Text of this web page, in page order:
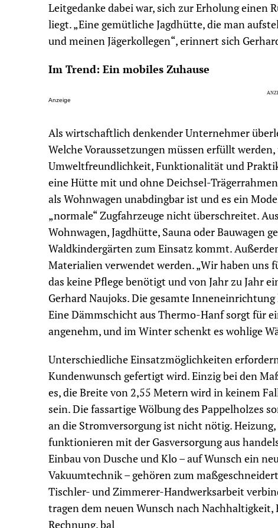
Leitgedanke dabei war, sich zur Erholung einen
liegt. „Eine gemütliche Jagdhütte, die man
und meinen Jägerkollegen“, erinnert sich
Im Trend: Ein mobiles Zuhause
Anzeige
Als wirtschaftlich denkender Unternehmer
Welche Voraussetzungen müssen erfüllt
Umweltfreundlichkeit, Funktionalität und
eine Hütte mit und ohne Deichsel-
als Wohnwagen unabdingbar ist und es ein
„normale“ Zugfahrzeuge nicht überschreitet.
Wohnwagen, Jagdhütte, Sauna oder Bauwagen
Waldkindergärten zum Einsatz kommt.
Materialien verwendet werden. „Wir haben uns
das keine Pflege benötigt und von Jahr zu Jahr
Gerhard Naujoks. Die gesamte
Eine Dämmschicht aus Thermo-Hanf sorgt für
angenehm, und im Winter schenkt es wohlige
Unterschiedliche Einsatzmöglichkeiten
Kundenwunsch gefertigt wird. Einzig bei den
es, die Breite von 2,55 Metern wird in keinem
sein. Die fassartige Wölbung des Pappelholzes
an die Stromversorgung ist nicht nötig.
funktionieren mit der Gasversorgung aus
Einbau von Dusche und Klo – auf Wunsch ein
Vakuumtechnik – gehören zum
Tischler- und Zimmerer-Handwerksarbeit
tragen dem neuen Wunsch nach
Rechnung. bal